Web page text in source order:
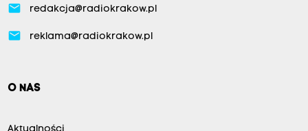
email redakcja@radiokrakow.pl
email reklama@radiokrakow.pl
O NAS